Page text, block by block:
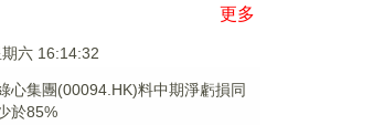
更多
六 16:14:32
心集團(00094.HK)料中期淨虧損同
於85%